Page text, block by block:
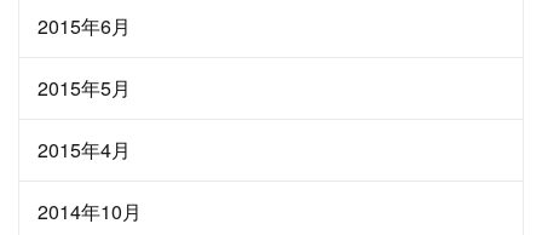
2015年6月
2015年5月
2015年4月
2014年10月